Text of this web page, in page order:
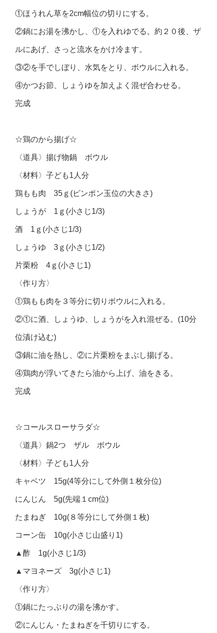
①ほうれん草を2cm幅位の切りにする。
②鍋にお湯を沸かし、①を入れゆでる。約２０後、ザ
ルにあげ、さっと流水をかけ冷ます。
③②を手でしぼり、水気をとり、ボウルに入れる。
④かつお節、しょうゆを加えよく混ぜ合わせる。
完成
☆鶏のから揚げ☆
〈道具〉揚げ物鍋 ボウル
〈材料〉子ども1人分
鶏もも肉 35ｇ(ピンポン玉位の大きさ)
しょうが 1ｇ(小さじ1/3)
酒 1ｇ(小さじ1/3)
しょうゆ 3ｇ(小さじ1/2)
片栗粉 4ｇ(小さじ1)
〈作り方〉
①鶏もも肉を３等分に切りボウルに入れる。
②①に酒、しょうゆ、しょうがを入れ混ぜる。(10分
位漬け込む)
③鍋に油を熱し、②に片栗粉をまぶし揚げる。
④鶏肉が浮いてきたら油から上げ、油をきる。
完成
☆コールスローサラダ☆
〈道具〉鍋2つ ザル ボウル
〈材料〉子ども1人分
キャベツ 15g(4等分にして外側１枚分位)
にんじん 5g(先端１cm位)
たまねぎ 10g(８等分にして外側１枚)
コーン缶 10g(小さじ山盛り1)
▲酢 1g(小さじ1/3)
▲マヨネーズ 3g(小さじ1)
〈作り方〉
①鍋にたっぷりの湯を沸かす。
②にんじん・たまねぎを千切りにする。